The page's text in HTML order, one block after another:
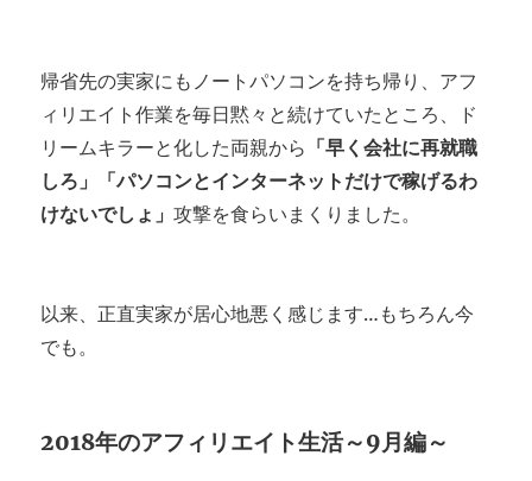
帰省先の実家にもノートパソコンを持ち帰り、アフ
ィリエイト作業を毎日黙々と続けていたところ、ド
リームキラーと化した両親から 「早く会社に再就職
しろ」「パソコンとインターネットだけで稼げるわ
けないでしょ」攻撃を食らいまくりました。
以来、正直実家が居心地悪く感じます…もちろん今
でも。
2018年のアフィリエイト生活～9月編～